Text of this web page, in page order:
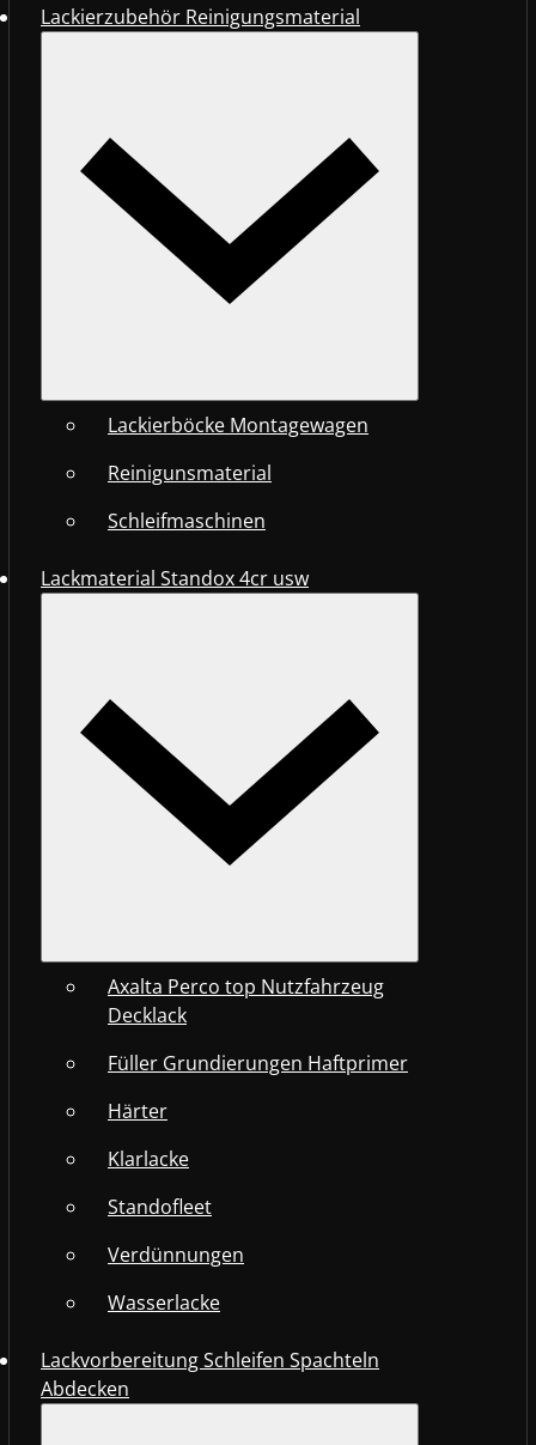
Lackierzubehör Reinigungsmaterial
Lackierböcke Montagewagen
Reinigunsmaterial
Schleifmaschinen
Lackmaterial Standox 4cr usw
Axalta Perco top Nutzfahrzeug
Decklack
Füller Grundierungen Haftprimer
Härter
Klarlacke
Standofleet
Verdünnungen
Wasserlacke
Lackvorbereitung Schleifen Spachteln
Abdecken